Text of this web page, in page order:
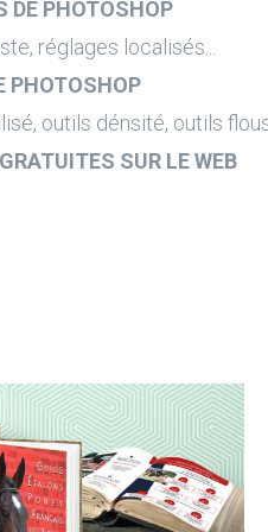
DE PHOTOSHOP
réglages localisés...
PHOTOSHOP
outils dénsité, outils
SUR LE WEB